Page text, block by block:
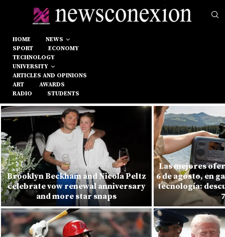
HOME
NEWS
SPORT
ECONOMY
TECHNOLOGY
UNIVERSITY
ARTICLES AND OPINIONS
ART
AWARDS
RADIO
STUDENTS
Brooklyn Beckham and Nicola Peltz
celebrate vow renewal anniversary
and more star snaps
Las mejores
6 de agosto, en
tecnología: